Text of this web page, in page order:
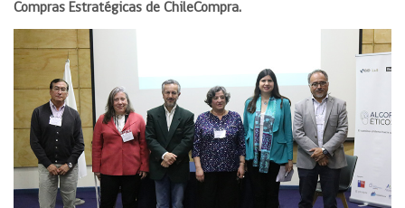
Compras Estratégicas de ChileCompra.